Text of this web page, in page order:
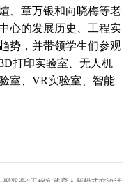
、章万银和向晓梅等老
心的发展历史、工程实
势，并带领学生们参观
打印实验室、无人机
室、VR实验室、智能